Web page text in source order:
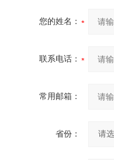
您的姓名：
联系电话：
常用邮箱：
省份：